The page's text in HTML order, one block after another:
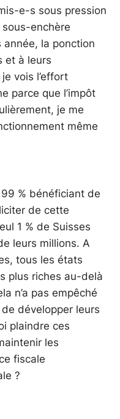
e-s sous pression
sous-enchère
année, la ponction
et à leurs
vois l’effort
parce que l’impôt
je me
même
% bénéficiant de
de cette
1 % de Suisses
leurs millions. A
tous les états
plus riches au-delà
n’a pas empêché
développer leurs
plaindre ces
les
fiscale
?